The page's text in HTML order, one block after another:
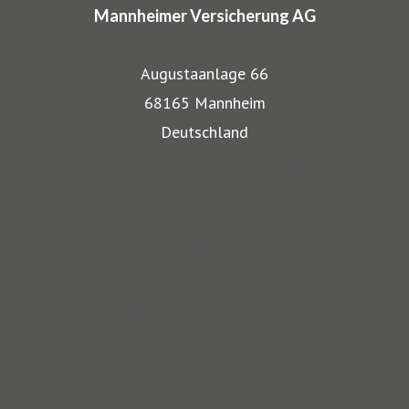
gut wieder: Gerade, wenn wertvolle Gegenstände wie
bestehen besondere Gefahren. Die Mitarbeiter der
Mannheimer Versicherung AG
Augustaanlage 66
68165 Mannheim
Deutschland